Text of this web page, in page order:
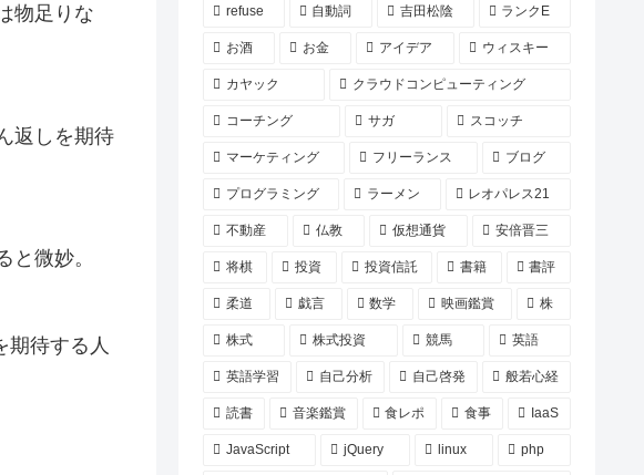
物足りな
返しを期待
微妙。
期待する人
refuse 自動詞 吉田松陰 ランクE
お酒 お金 アイデア ウィスキー
カヤック クラウドコンピューティング
コーチング サガ スコッチ
マーケティング フリーランス ブログ
プログラミング ラーメン レオパレス21
不動産 仏教 仮想通貨 安倍晋三
将棋 投資 投資信託 書籍 書評
柔道 戯言 数学 映画鑑賞 株
株式 株式投資 競馬 英語
英語学習 自己分析 自己啓発 般若心経
読書 音楽鑑賞 食レポ 食事 IaaS
JavaScript jQuery linux php